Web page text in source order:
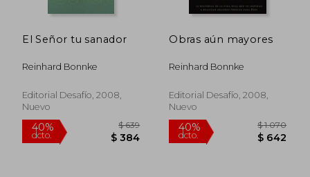
El Señor tu sanador
Reinhard Bonnke
Editorial Desafío, 2008,
Nuevo
Obras aún mayores
Reinhard Bonnke
Editorial Desafío, 2008,
Nuevo